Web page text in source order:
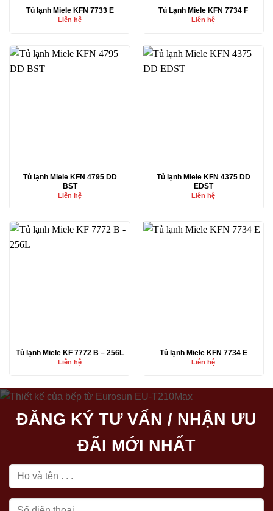
Tủ lạnh Miele KFN 7733 E
Liên hệ
Tủ Lạnh Miele KFN 7734 F
Liên hệ
Tủ lạnh Miele KFN 4795 DD
BST
Liên hệ
Tủ lạnh Miele KFN 4375 DD
EDST
Liên hệ
Tủ lạnh Miele KF 7772 B – 256L
Liên hệ
Tủ lạnh Miele KFN 7734 E
Liên hệ
ĐĂNG KÝ TƯ VẤN / NHẬN ƯU
ĐÃI MỚI NHẤT